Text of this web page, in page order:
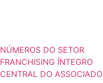
NÚMEROS DO SETOR
FRANCHISING ÍNTEGRO
CENTRAL DO ASSOCIADO